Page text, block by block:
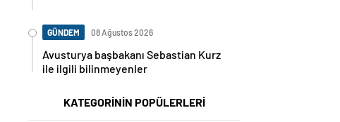
GÜNDEM 08 Ağustos 2026
Avusturya başbakanı Sebastian Kurz
ile ilgili bilinmeyenler
KATEGORİNİN POPÜLERLERİ